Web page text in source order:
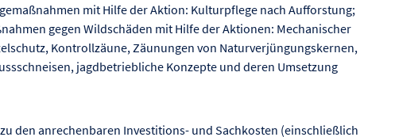
mit Hilfe der Aktion: Kulturpflege nach Aufforstung;
gegen Wildschäden mit Hilfe der Aktionen: Mechanischer
Kontrollzäune, Zäunungen von Naturverjüngungskernen,
jagdbetriebliche Konzepte und deren Umsetzung
den anrechenbaren Investitions- und Sachkosten (einschließlich